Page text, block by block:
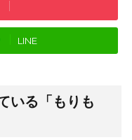
LINE
いる「もりも